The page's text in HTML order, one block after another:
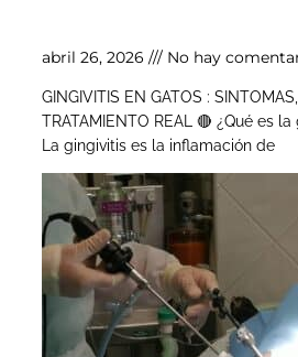
abril 26, 2026 No hay
GINGIVITIS EN GATOS :
TRATAMIENTO REAL 🔴 ¿Qué es
La gingivitis es la inflamación de